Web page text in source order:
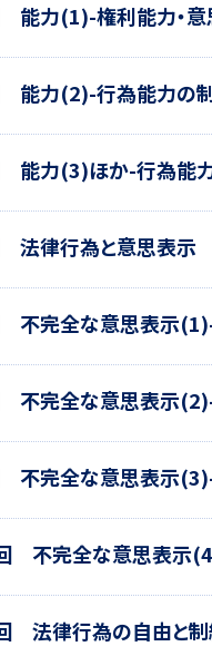
力(1)-権利能力・意
力(2)-行為能力の制
力(3)ほか-行為能力
法律行為と意思表示
完全な意思表示(1)-
不完全な意思表示
不完全な意思表示
不完全な意思表示
法律行為の自由と制